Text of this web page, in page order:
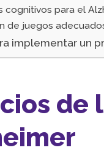
cognitivos para el
de juegos
implementar un
de